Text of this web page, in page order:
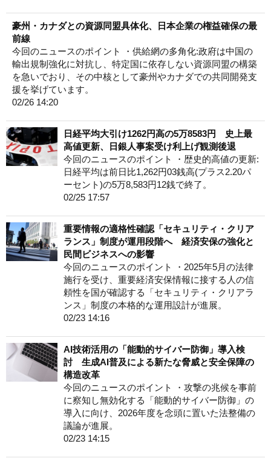
豪州・カナダとの資源同盟具体化、日本企業の権益確保の最
前線
今回のニュースのポイント ・供給網の多角化:政府は中国の
輸出規制強化に対抗し、特定国に依存しない資源同盟の構築
を急いでおり、その中核として豪州やカナダでの共同開発支
援を挙げています。
02/26 14:20
日経平均大引け1262円高の5万8583円 史上最
高値更新、日銀人事案受け利上げ観測後退
今回のニュースのポイント ・歴史的高値の更新:
日経平均は前日比1,262円03銭高(プラス2.20パ
ーセント)の5万8,583円12銭で終了。
02/25 17:57
重要情報の適格性確認「セキュリティ・クリア
ランス」制度が運用段階へ 経済安保の強化と
民間ビジネスへの影響
今回のニュースのポイント ・2025年5月の法律
施行を受け、重要経済安保情報に接する人の信
頼性を国が確認する「セキュリティ・クリアラ
ンス」制度の本格的な運用設計が進展。
02/23 14:16
AI技術活用の「能動的サイバー防御」導入検
討 生成AI普及による新たな脅威と安全保障の
構造改革
今回のニュースのポイント ・攻撃の兆候を事前
に察知し無効化する「能動的サイバー防御」の
導入に向け、2026年度を念頭に置いた法整備の
議論が進展。
02/23 14:15